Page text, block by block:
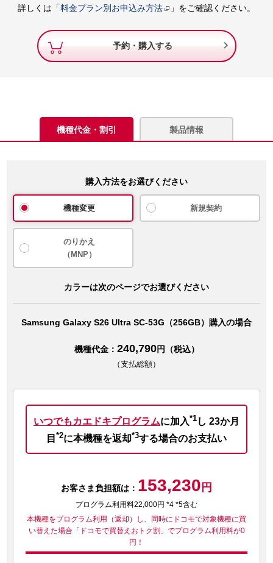
詳しくは「料金プラン別お申込み方法 」をご確認ください。
予約・購入する 
機種代金・割引 製品情報
購入方法をお選びください
機種変更 新規契約
のりかえ
（MNP）
カラーは次のページでお選びください
Samsung Galaxy S26 Ultra SC-53G（256GB）購入の場合
機種代金： 240,790円（税込）
（支払総額）
いつでもカエドキプログラムに加入*1 し 23か月
目 *2に本機種を返却*3する場合のお支払い
お客さま負担額は： 153,230 円
プログラム利用料22,000円 *4 *5含む
本機種をプログラム利用（返却）し、同時にドコモで対象機種に買
い替えた場合「ドコモで買替えおトク割」でプログラム利用料が0
円！